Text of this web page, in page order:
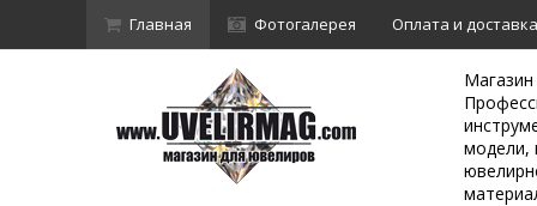
Главная Фотогалерея Оплата и доставка
модели,